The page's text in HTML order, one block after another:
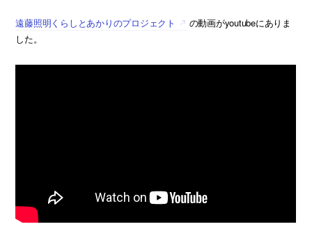
遠藤照明くらしとあかりのプロジェクト
の動画がyoutubeにありま
した。